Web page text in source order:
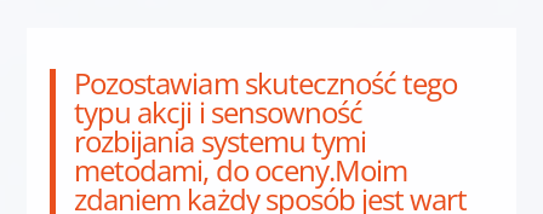
Pozostawiam skuteczność tego
typu akcji i sensowność
rozbijania systemu tymi
metodami, do oceny.Moim
zdaniem każdy sposób jest wart